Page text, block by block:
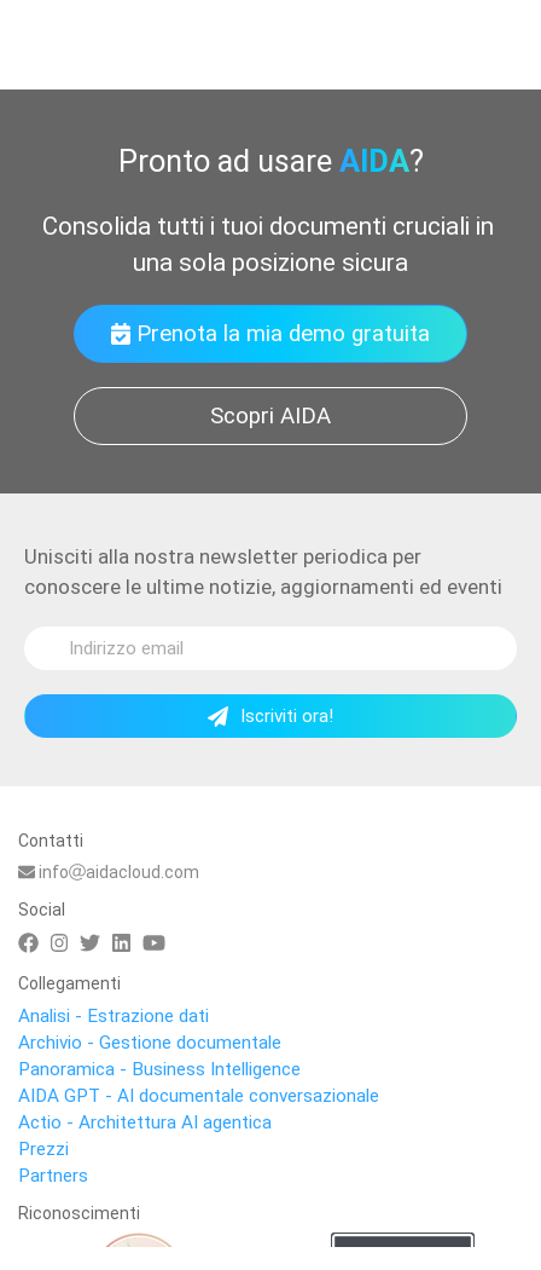
Pronto ad usare AIDA?
Prenota la mia demo gratuita
Scopri AIDA
Unisciti alla nostra newsletter periodica per
conoscere le ultime notizie, aggiornamenti ed eventi
Iscriviti ora!
Contatti
info
aidacloud.com
Social
Collegamenti
Analisi - Estrazione dati
Archivio - Gestione documentale
Panoramica - Business Intelligence
AIDA GPT - AI documentale conversazionale
Actio - Architettura AI agentica
Prezzi
Partners
Riconoscimenti